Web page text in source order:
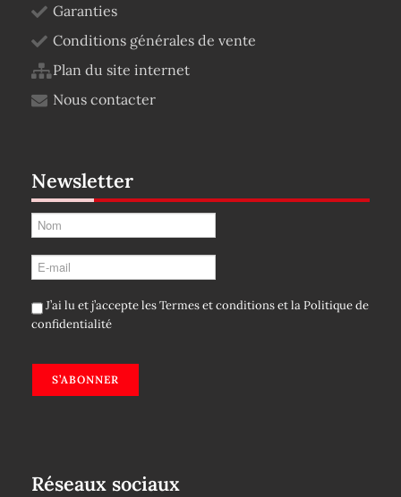
Garanties
Conditions générales de vente
Plan du site internet
Nous contacter
Newsletter
J’ai lu et j’accepte lesTermes et conditionset laPolitique de
confidentialité
S’ABONNER
Réseaux sociaux